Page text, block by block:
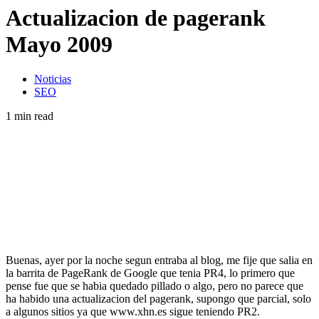
Actualizacion de pagerank
Mayo 2009
Noticias
SEO
1 min read
Buenas, ayer por la noche segun entraba al blog, me fije que salia en
la barrita de PageRank de Google que tenia PR4, lo primero que
pense fue que se habia quedado pillado o algo, pero no parece que
ha habido una actualizacion del pagerank, supongo que parcial, solo
a algunos sitios ya que www.xhn.es sigue teniendo PR2.